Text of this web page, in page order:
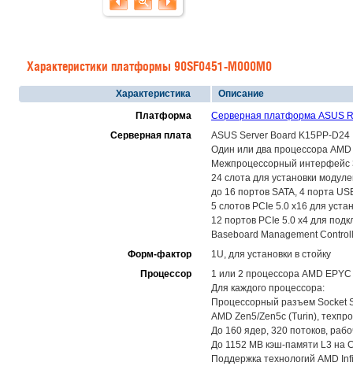
Характеристики платформы 90SF0451-M000M0
Характеристика
Описание
Платформа
Серверная платформа ASUS
Серверная плата
ASUS Server Board K15PP-D24
Один или два процессора
Межпроцессорный интерфейс
24 слота для установки
до 16 портов SATA, 4 порта
5 слотов PCIe 5.0 x16 для
12 портов PCIe 5.0 x4 для
Baseboard Management
Форм-фактор
1U, для установки в стойку
Процессор
1 или 2 процессора AMD
Для каждого процессора:
Процессорный разъем Socket
AMD Zen5/Zen5c (Turin),
До 160 ядер, 320 потоков,
До 1152 MB кэш-памяти L3 на
Поддержка технологий AMD